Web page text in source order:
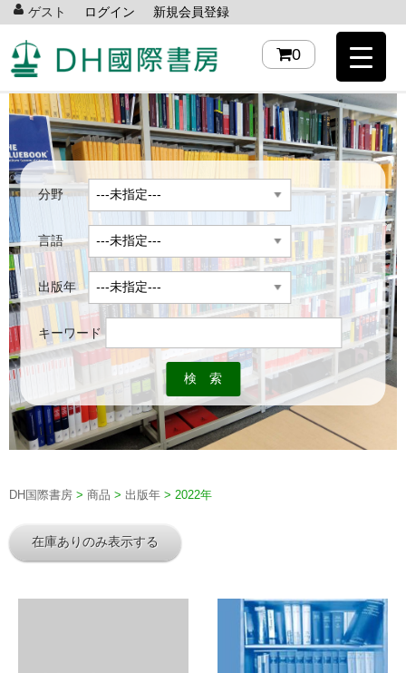
ゲスト ログイン 新規会員登録
0
分野
言語
出版年
キーワード
DH国際書房 > 商品 > 出版年 > 2022年
在庫ありのみ表示する